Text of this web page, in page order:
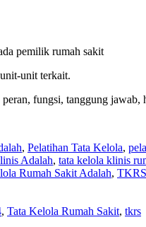
pemilik rumah sakit
unit terkait.
fungsi, tanggung
, Pelatihan Tata Kelola,
Adalah, tata kelola klinis
Rumah Sakit Adalah, TKRS
, Tata Kelola Rumah Sakit, tkrs